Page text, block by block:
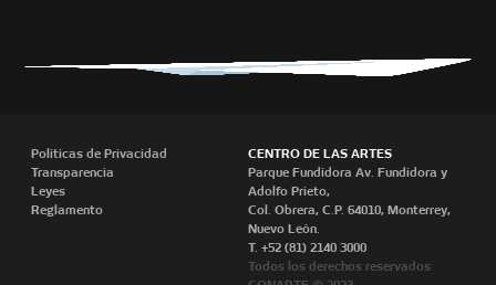
Políticas de Privacidad
Transparencia
Leyes
Reglamento
CENTRO DE LAS ARTES
Parque Fundidora Av. Fundidora y
Adolfo Prieto,
Col. Obrera, C.P. 64010, Monterrey,
Nuevo León.
T. +52 (81) 2140 3000
Todos los derechos reservados